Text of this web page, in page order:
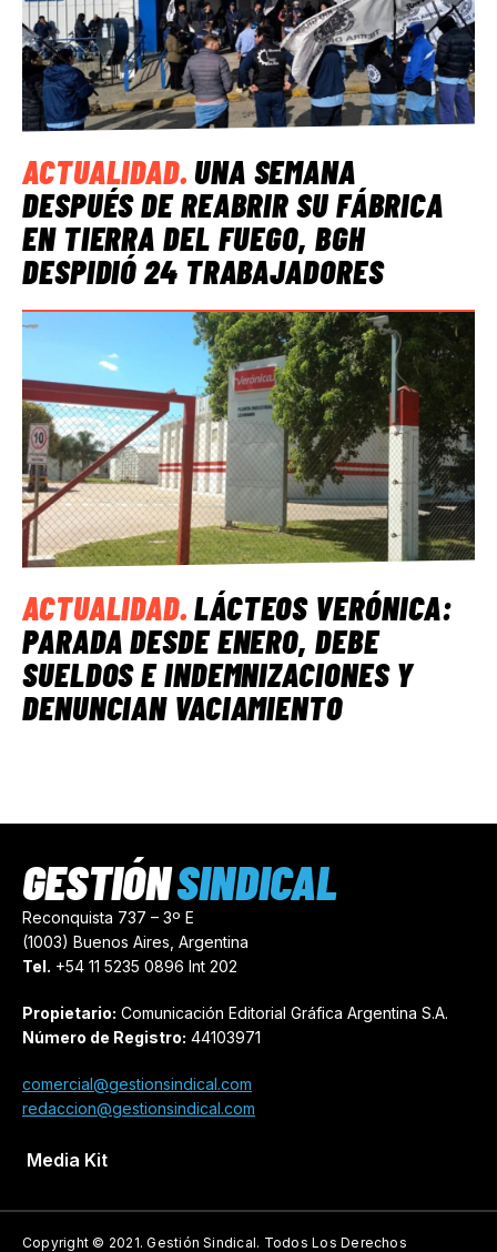
ACTUALIDAD.UNA SEMANA
DESPUÉS DE REABRIR SU FÁBRICA
EN TIERRA DEL FUEGO, BGH
DESPIDIÓ 24 TRABAJADORES
ACTUALIDAD.LÁCTEOS VERÓNICA:
PARADA DESDE ENERO, DEBE
SUELDOS E INDEMNIZACIONES Y
DENUNCIAN VACIAMIENTO
Reconquista 737 – 3º E
(1003) Buenos Aires, Argentina
Tel. +54 11 5235 0896 Int 202
Propietario: Comunicación Editorial Gráfica Argentina S.A.
Número de Registro: 44103971
comercial@gestionsindical.com
redaccion@gestionsindical.com
Media Kit
GESTIÓNSINDICAL
Copyright © 2021.Gestión Sindical. Todos Los Derechos